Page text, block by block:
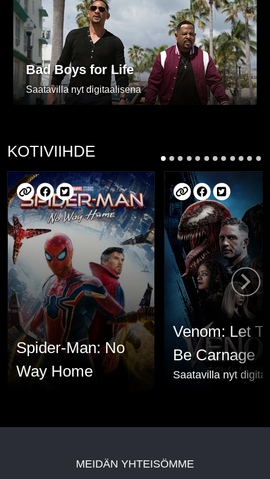
Bad Boys for Life
Saatavilla nyt digitaalisena
KOTIVIIHDE
Spider-Man: No
Way Home
Venom: Let
Be Carnage
Saatavilla nyt
MEIDÄN YHTEISÖMME